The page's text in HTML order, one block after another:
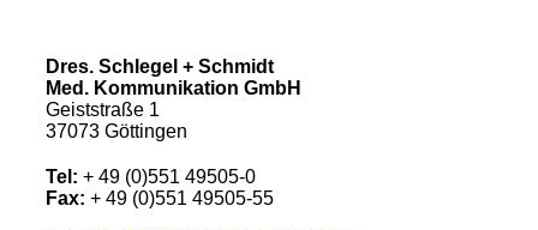
Dres. Schlegel + Schmidt
Med. Kommunikation GmbH
Geiststraße 1
37073 Göttingen
Tel: + 49 (0)551 49505-0
Fax: + 49 (0)551 49505-55